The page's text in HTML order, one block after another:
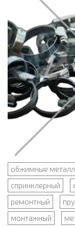
обжимные
спринклерный
ремонтный
монтажный